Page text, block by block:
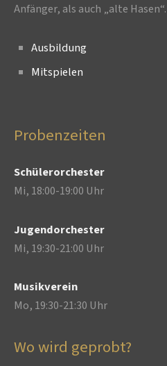
Anfänger, als auch „alte Hasen“.
Ausbildung
Mitspielen
Probenzeiten
Schülerorchester
Mi, 18:00-19:00 Uhr
Jugendorchester
Mi, 19:30-21:00 Uhr
Musikverein
Mo, 19:30-21:30 Uhr
Wo wird geprobt?